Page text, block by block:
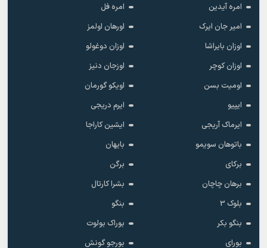
امره آیدین
امره فل
امیر جان ایرک
اورهان اولمز
اوزان بایراشا
اوزان دوغولو
اوزان کوچر
اوزجان دنیز
اومیت بسن
اویکو گورمان
ایپیو
ایرم دریجی
ایرماک آریجی
ایشین کاراجا
باتوهان سویمو
بایهان
برکای
برگن
برهان چاچان
بشرا کارتال
بلوک 3
بنگو
بنگو بکر
بوراک بولوت
بورای
بورجو گونش